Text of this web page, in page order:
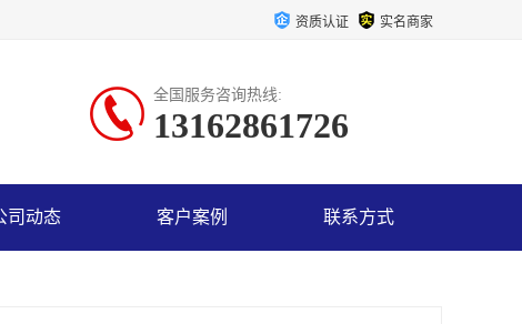
资质认证 实名商家
全国服务咨询热线:
13162861726
司动态 客户案例 联系方式